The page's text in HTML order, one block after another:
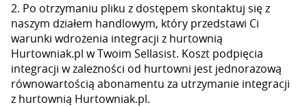
2. Po otrzymaniu pliku z dostępem skontaktuj się z
naszym działem handlowym, który przedstawi Ci
warunki wdrożenia integracji z hurtownią
Hurtowniak.pl w Twoim Sellasist. Koszt podpięcia
integracji w zależności od hurtowni jest jednorazową
równowartością abonamentu za utrzymanie integracji
z hurtownią Hurtowniak.pl.